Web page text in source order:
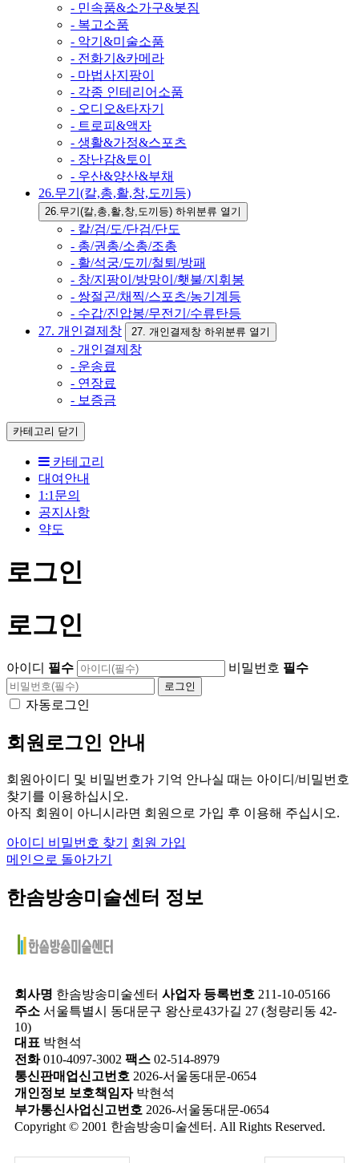
- 민속품&소가구&봇짐
- 복고소품
- 악기&미술소품
- 전화기&카메라
- 마법사지팡이
- 각종 인테리어소품
- 오디오&타자기
- 트로피&액자
- 생활&가정&스포츠
- 장난감&토이
- 우산&양산&부채
26.무기(칼,총,활,창,도끼등)
26.무기(칼,총,활,창,도끼등) 하위분류 열기
- 칼/검/도/단검/단도
- 총/권총/소총/조총
- 활/석궁/도끼/철퇴/방패
- 창/지팡이/방망이/횃불/지휘봉
- 쌍절곤/채찍/스포츠/농기계등
- 수갑/진압봉/무전기/수류탄등
27. 개인결제창
27. 개인결제창 하위분류 열기
- 개인결제창
- 운송료
- 연장료
- 보증금
카테고리 닫기
카테고리
대여안내
1:1문의
공지사항
약도
로그인
로그인
아이디 필수 비밀번호 필수
자동로그인
회원로그인 안내
회원아이디 및 비밀번호가 기억 안나실 때는 아이디/비밀번호
찾기를 이용하십시오.
아직 회원이 아니시라면 회원으로 가입 후 이용해 주십시오.
아이디 비밀번호 찾기
회원 가입
메인으로 돌아가기
한솜방송미술센터 정보
회사명 한솜방송미술센터 사업자 등록번호 211-10-05166
주소 서울특별시 동대문구 왕산로43가길 27 (청량리동 42-
10)
대표 박현석
전화010-4097-3002 팩스 02-514-8979
통신판매업신고번호 2026-서울동대문-0654
개인정보 보호책임자박현석
부가통신사업신고번호 2026-서울동대문-0654
Copyright © 2001 한솜방송미술센터. All Rights Reserved.